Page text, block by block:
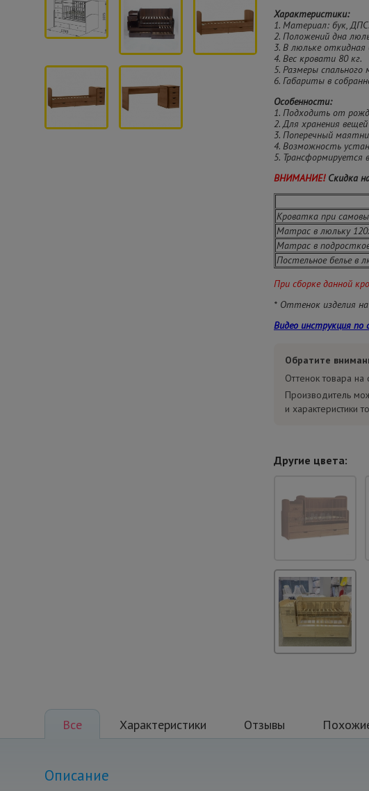
Характеристики:
1. Материал: бук, ДПС.
2. Положений дна
3. В люльке откидная
4. Вес кровати 80 кг.
5. Размеры
6. Габариты в
Особенности:
1. Подходить от
2. Для хранения
3. Поперечный
4. Возможность
5.
ВНИМАНИЕ! Скидка
Кроватка при
Матрас в люльку
Матрас в
Постельное белье в
При сборке данной
* Оттенок изделия
Видео инструкция по
Обратите
Оттенок товара на
Производитель
и характеристики
Другие цвета:
Все Характеристики Отзывы
Описание